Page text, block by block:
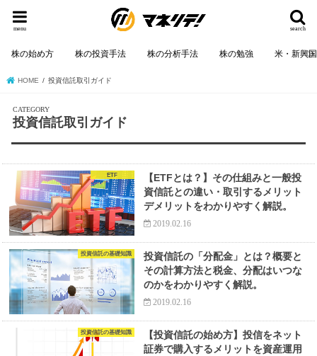
search
menu
株の始め方 株の投資手法 株の分析手法 株の勉強 米・新興
HOME 投資信託取引ガイド
投資信託取引ガイド
ETF
【ETFとは？】その仕組みと一般投
資信託との違い・取引するメリット
デメリットをわかりやすく解説。
2019.02.16
投資信託の基礎知識
投資信託の「分配金」とは？概要と
その計算方法と税金、分配はいつな
のかをわかりやすく解説。
2019.02.16
投資信託の基礎知識
【投資信託の始め方】投信をネット
証券で購入するメリットを資産運用